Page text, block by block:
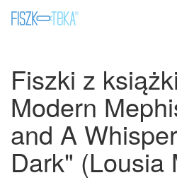
Fiszki z
Modern
and A
Dark" (Lousia